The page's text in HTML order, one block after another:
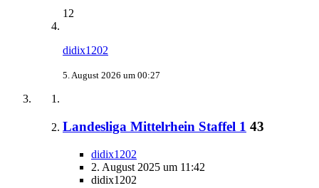
12
didix1202
5. August 2026 um 00:27
Landesliga Mittelrhein Staffel 1 43
didix1202
2. August 2025 um 11:42
didix1202